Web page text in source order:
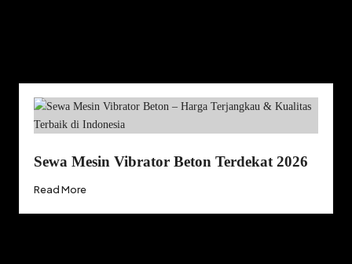
Sewa Mesin Vibrator Beton Terdekat 2026
Read More